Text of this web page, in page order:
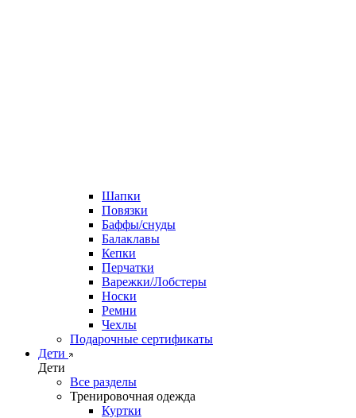
Шапки
Повязки
Баффы/снуды
Балаклавы
Кепки
Перчатки
Варежки/Лобстеры
Носки
Ремни
Чехлы
Подарочные сертификаты
Дети
Дети
Все разделы
Тренировочная одежда
Куртки